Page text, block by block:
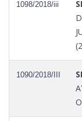
1098/2018/iii
1090/2018/III